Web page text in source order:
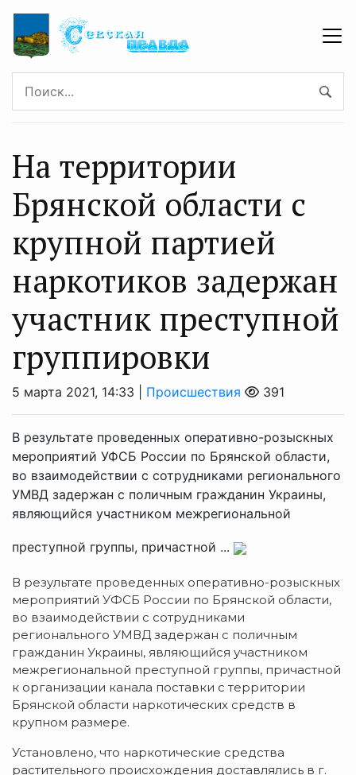
На территории
Брянской области с
крупной партией
наркотиков задержан
участник преступной
группировки
5 марта 2021, 14:33 | Происшествия 391
В результате проведенных оперативно-розыскных
мероприятий УФСБ России по Брянской области,
во взаимодействии с сотрудниками регионального
УМВД задержан с поличным гражданин Украины,
являющийся участником межрегиональной
преступной группы, причастной ...
В результате проведенных оперативно-розыскных
мероприятий УФСБ России по Брянской области,
во взаимодействии с сотрудниками
регионального УМВД задержан с поличным
гражданин Украины, являющийся участником
межрегиональной преступной группы, причастной
к организации канала поставки с территории
Брянской области наркотических средств в
крупном размере.
Установлено, что наркотические средства
растительного происхождения доставлялись в г.